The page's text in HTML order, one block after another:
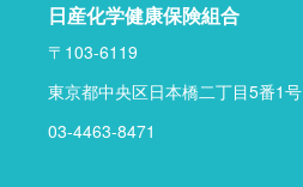
日産化学健康保険組合
〒103-6119
東京都中央区日本橋二丁目5番1号
03-4463-8471